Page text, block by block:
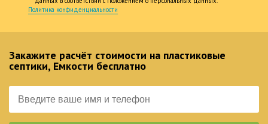
Политика конфиденциальности
Закажите расчёт стоимости на пластиковые
септики, Емкости бесплатно